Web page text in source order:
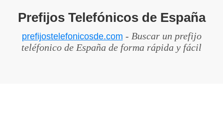
Prefijos Telefónicos de España
prefijostelefonicosde.com - Buscar un prefijo
teléfonico de España de forma rápida y fácil